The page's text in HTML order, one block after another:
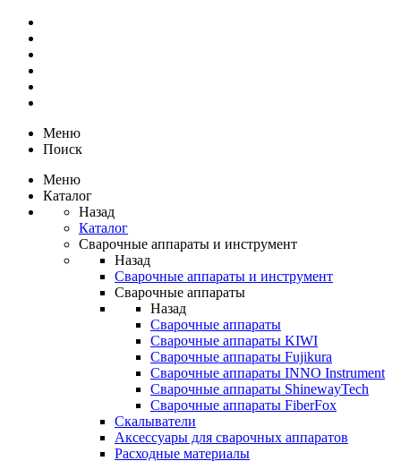
Меню
Поиск
Меню
Каталог
Назад
Каталог
Сварочные аппараты и инструмент
Назад
Сварочные аппараты и инструмент
Сварочные аппараты
Назад
Сварочные аппараты
Сварочные аппараты KIWI
Сварочные аппараты Fujikura
Сварочные аппараты INNO Instrument
Сварочные аппараты ShinewayTech
Cварочные аппараты FiberFox
Скалыватели
Аксессуары для сварочных аппаратов
Расходные материалы